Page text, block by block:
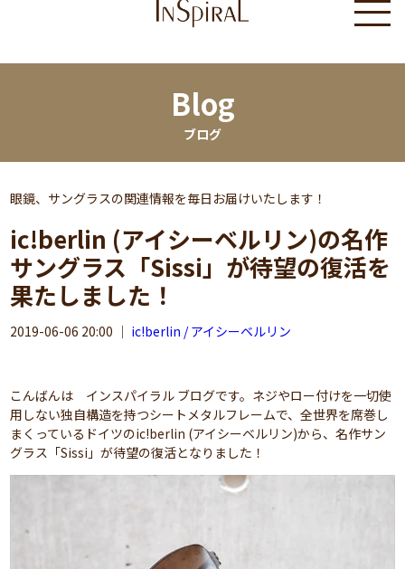
Blog
ブログ
眼鏡、サングラスの関連情報を毎日お届けいたします！
ic!berlin (アイシーベルリン)の名作
サングラス「Sissi」が待望の復活を
果たしました！
2019-06-06 20:00 ｜ ic!berlin / アイシーベルリン
こんばんは インスパイラル ブログです。ネジやロー付けを一切使
用しない独自構造を持つシートメタルフレームで、全世界を席巻し
まくっているドイツのic!berlin (アイシーベルリン)から、名作サン
グラス「Sissi」が待望の復活となりました！